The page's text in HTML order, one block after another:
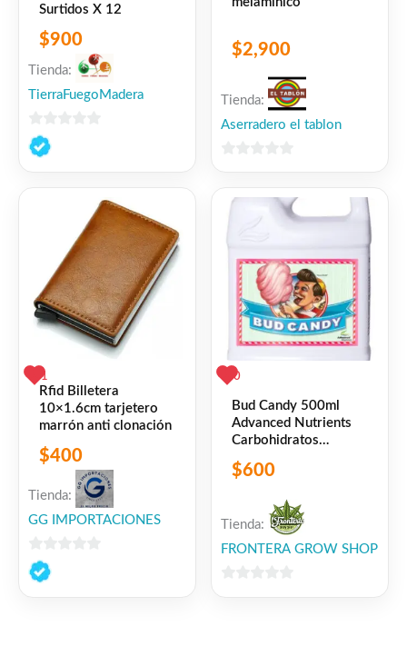
Surtidos X 12
$900
Tienda:
TierraFuegoMadera
0
de
$2,900
Tienda:
Aserradero el tablon
1
Rfid Billetera
10×1.6cm tarjetero
marrón anti clonación
$400
Tienda:
GG IMPORTACIONES
0
de
0
Bud Candy 500ml
Advanced Nutrients
Carbohidratos
Floracion
$600
Tienda:
FRONTERA GROW SHOP